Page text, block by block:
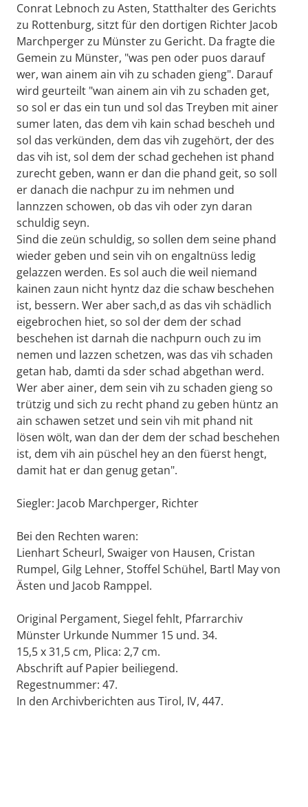
Conrat Lebnoch zu Asten, Statthalter des Gerichts
zu Rottenburg, sitzt für den dortigen Richter Jacob
Marchperger zu Münster zu Gericht. Da fragte die
Gemein zu Münster, "was pen oder puos darauf
wer, wan ainem ain vih zu schaden gieng". Darauf
wird geurteilt "wan ainem ain vih zu schaden get,
so sol er das ein tun und sol das Treyben mit ainer
sumer laten, das dem vih kain schad bescheh und
sol das verkünden, dem das vih zugehört, der des
das vih ist, sol dem der schad gechehen ist phand
zurecht geben, wann er dan die phand geit, so soll
er danach die nachpur zu im nehmen und
lannzzen schowen, ob das vih oder zyn daran
schuldig seyn.
Sind die zeün schuldig, so sollen dem seine phand
wieder geben und sein vih on engaltnüss ledig
gelazzen werden. Es sol auch die weil niemand
kainen zaun nicht hyntz daz die schaw beschehen
ist, bessern. Wer aber sach,d as das vih schädlich
eigebrochen hiet, so sol der dem der schad
beschehen ist darnah die nachpurn ouch zu im
nemen und lazzen schetzen, was das vih schaden
getan hab, damti da sder schad abgethan werd.
Wer aber ainer, dem sein vih zu schaden gieng so
trützig und sich zu recht phand zu geben hüntz an
ain schawen setzet und sein vih mit phand nit
lösen wölt, wan dan der dem der schad beschehen
ist, dem vih ain püschel hey an den füerst hengt,
damit hat er dan genug getan".
Siegler: Jacob Marchperger, Richter
Bei den Rechten waren:
Lienhart Scheurl, Swaiger von Hausen, Cristan
Rumpel, Gilg Lehner, Stoffel Schühel, Bartl May von
Ästen und Jacob Ramppel.
Original Pergament, Siegel fehlt, Pfarrarchiv
Münster Urkunde Nummer 15 und. 34.
15,5 x 31,5 cm, Plica: 2,7 cm.
Abschrift auf Papier beiliegend.
Regestnummer: 47.
In den Archivberichten aus Tirol, IV, 447.